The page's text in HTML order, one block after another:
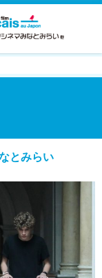
とみらい